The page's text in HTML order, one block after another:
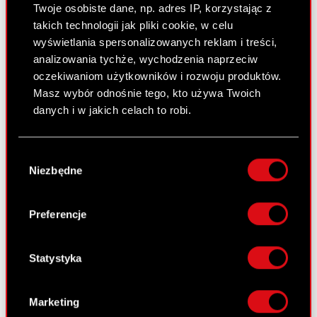
Twoje osobiste dane, np. adres IP, korzystając z
takich technologii jak pliki cookie, w celu
wyświetlania spersonalizowanych reklam i treści,
analizowania tychże, wychodzenia naprzeciw
oczekiwaniom użytkowników i rozwoju produktów.
Masz wybór odnośnie tego, kto używa Twoich
danych i w jakich celach to robi.
lokalizacji geograficznej z dokładnością nawet
Identyfikować Twoje urządzenie, aktywnie
analizując charakteryzującego je zbiory
palca)
osobiste dane są przetwarzane oraz ustaw własne
preferencje w
. W Deklaracji
zgody
Niezbędne
Preferencje
Statystyka
Marketing
Walne Zgromadzenia
Wynagrodzenia członków
organów
Okresy zamknięte
Kalendarz inwestora
FAQ
Przydatne linki
thewitcher.com
cyberpunk.net